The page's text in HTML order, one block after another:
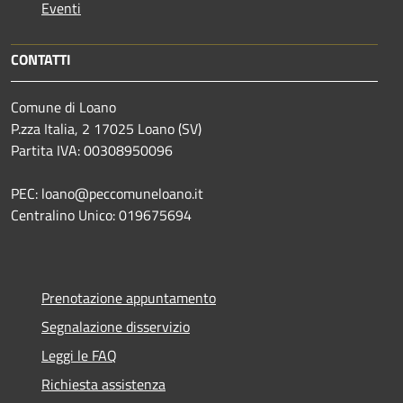
Eventi
CONTATTI
Comune di Loano
P.zza Italia, 2 17025 Loano (SV)
Partita IVA: 00308950096
PEC: loano@peccomuneloano.it
Centralino Unico: 019675694
Prenotazione appuntamento
Segnalazione disservizio
Leggi le FAQ
Richiesta assistenza